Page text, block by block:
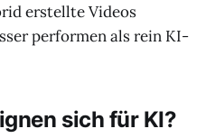
erstellte Videos
performen als rein KI-
sich für KI?